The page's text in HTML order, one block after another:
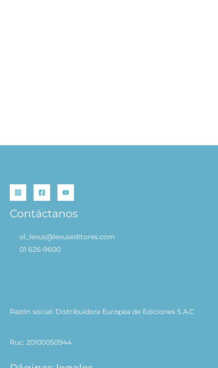
Contáctanos
ol_lexus@lexuseditores.com
01 626-9600
Razón social: Distribuidora Europea de Ediciones S.A.C
Ruc: 20100050944